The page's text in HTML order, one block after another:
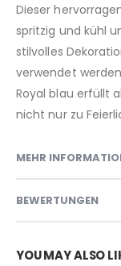
Dieser
spritzig und kühl
stilvolles
verwendet
Royal blau erfüllt
nicht nur zu
MEHR
BEWERTUNGEN
YOU MAY ALSO